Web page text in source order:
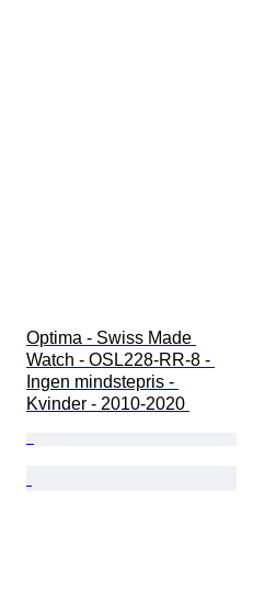
Optima - Swiss Made
Watch - OSL228-RR-8 -
Ingen mindstepris -
Kvinder - 2010-2020